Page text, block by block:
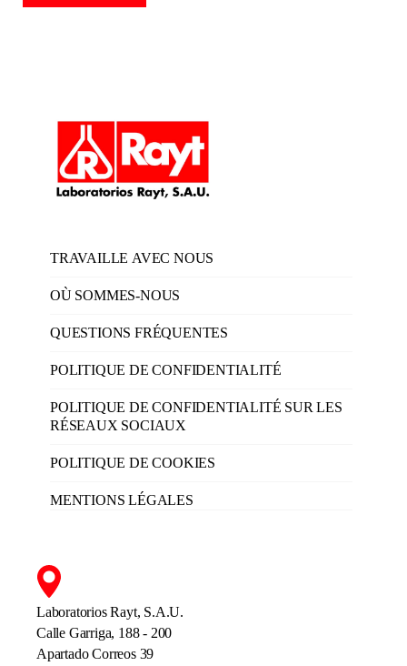
TRAVAILLE AVEC NOUS
OÙ SOMMES-NOUS
QUESTIONS FRÉQUENTES
POLITIQUE DE CONFIDENTIALITÉ
POLITIQUE DE CONFIDENTIALITÉ SUR LES
RÉSEAUX SOCIAUX
POLITIQUE DE COOKIES
MENTIONS LÉGALES
Laboratorios Rayt, S.A.U.
Calle Garriga, 188 - 200
Apartado Correos 39